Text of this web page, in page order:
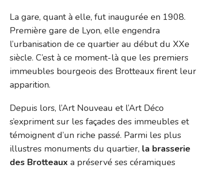
La gare, quant à elle, fut inaugurée en 1908.
Première gare de Lyon, elle engendra
l’urbanisation de ce quartier au début du XXe
siècle. C’est à ce moment-là que les premiers
immeubles bourgeois des Brotteaux firent leur
apparition.
Depuis lors, l’Art Nouveau et l’Art Déco
s’expriment sur les façades des immeubles et
témoignent d’un riche passé. Parmi les plus
illustres monuments du quartier, la brasserie
des Brotteaux a préservé ses céramiques